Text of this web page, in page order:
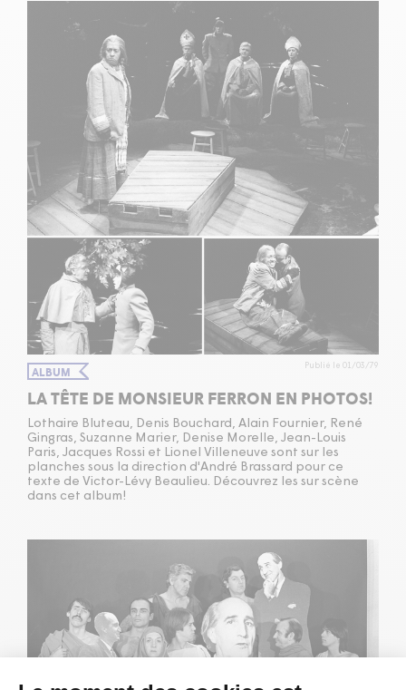
ALBUM Publié le 01/03/79
LA TÊTE DE MONSIEUR FERRON EN PHOTOS!
Lothaire Bluteau, Denis Bouchard, Alain Fournier, René
Gingras, Suzanne Marier, Denise Morelle, Jean-Louis
Paris, Jacques Rossi et Lionel Villeneuve sont sur les
planches sous la direction d'André Brassard pour ce
texte de Victor-Lévy Beaulieu. Découvrez les sur scène
dans cet album!